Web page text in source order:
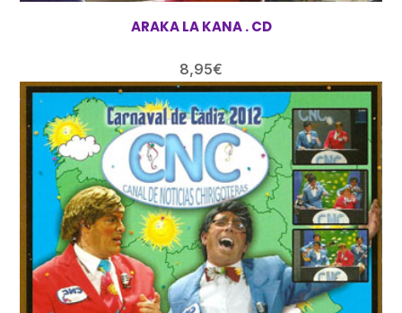
ARAKA LA KANA . CD
8,95€